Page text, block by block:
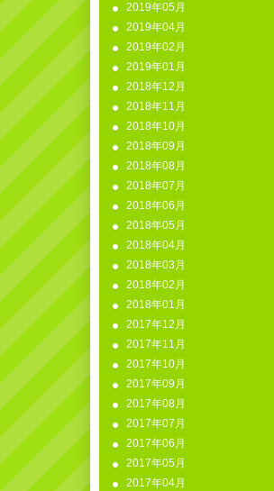
2019年05月
2019年04月
2019年02月
2019年01月
2018年12月
2018年11月
2018年10月
2018年09月
2018年08月
2018年07月
2018年06月
2018年05月
2018年04月
2018年03月
2018年02月
2018年01月
2017年12月
2017年11月
2017年10月
2017年09月
2017年08月
2017年07月
2017年06月
2017年05月
2017年04月